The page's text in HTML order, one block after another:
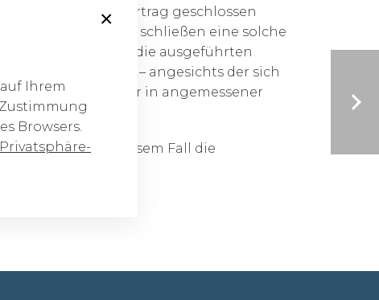
Renovierungsvertrag geschlossen
der Vereinbarung schließen eine solche
zur Bezahlung für die ausgeführten
ergebe – angesichts der sich
Bauvertrags nur in angemessener
dass in diesem Fall die
×
Ihrem
Browsers.